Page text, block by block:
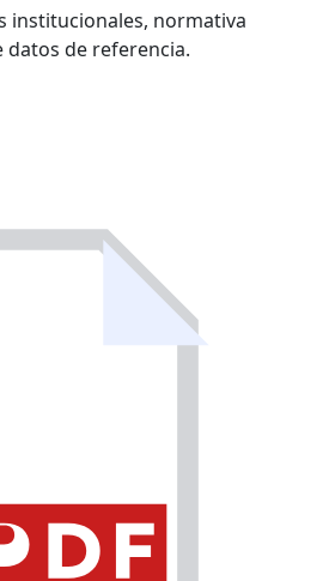
institucionales, normativa
datos de referencia.